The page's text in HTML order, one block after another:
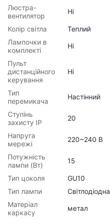
Люстра-
вентилятор
Ні
Колір світла
Теплий
Лампочки в
комплекті
Ні
Пульт
дистанційного
керування
Ні
Тип
перемикача
Настінний
Ступінь
захисту IP
20
Напруга
мережі
220~240 В
Потужність
лампи (Вт)
15
Тип цоколя
GU10
Тип лампи
Світлодіодна
Матеріал
каркасу
метал